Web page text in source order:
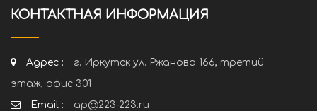
КОНТАКТНАЯ ИНФОРМАЦИЯ
Адрес :
г. Иркутск ул. Ржанова 166, третий
этаж, офис 301
Email :
ap@223-223.ru